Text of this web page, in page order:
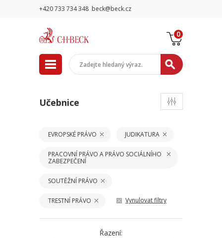
+420 733 734 348 beck@beck.cz
0
Učebnice
EVROPSKÉ PRÁVO JUDIKATURA
PRACOVNÍ PRÁVO A PRÁVO SOCIÁLNÍHO
ZABEZPEČENÍ
SOUTĚŽNÍ PRÁVO
TRESTNÍ PRÁVO Vynulovat filtry
Řazení: